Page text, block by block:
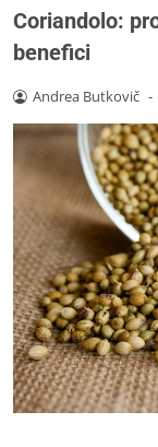
Coriandolo:
benefici
Andrea Butkovič -